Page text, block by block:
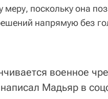
поскольку она
напрямую без
военное
Мадьяр в